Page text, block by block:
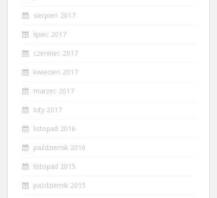
sierpień 2017
lipiec 2017
czerwiec 2017
kwiecień 2017
marzec 2017
luty 2017
listopad 2016
październik 2016
listopad 2015
październik 2015